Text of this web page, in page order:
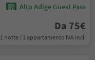
Alto Adige Guest Pass
Da 75€
1 notte / 1 appartamento IVA incl.